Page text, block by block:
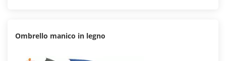
Ombrello manico in legno